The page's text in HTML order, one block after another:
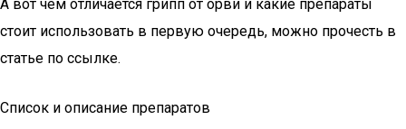
А вот чем отличается грипп от орви и какие препараты
стоит использовать в первую очередь, можно прочесть в
статье по ссылке.
Список и описание препаратов